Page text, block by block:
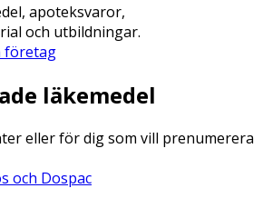
apoteksvaror,
och utbildningar.
företag
läkemedel
eller för dig som vill prenumerera
och Dospac